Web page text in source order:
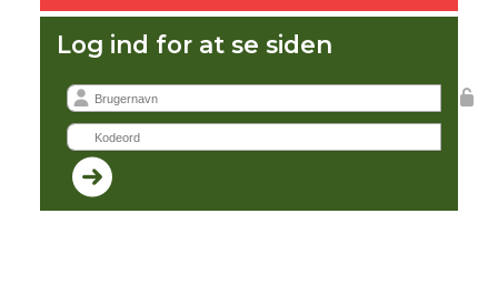
Log ind for at se siden